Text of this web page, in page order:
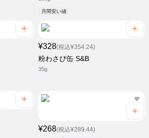
月間安い値
¥328(税込¥354.24)
粉わさび缶 S&B
35g
¥268(税込¥289.44)